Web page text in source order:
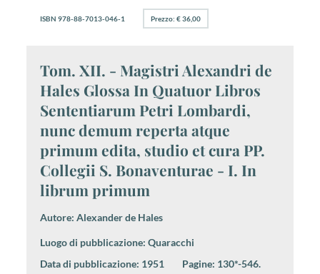
ISBN 978-88-7013-046-1 Prezzo: € 36,00
Tom. XII. - Magistri Alexandri de
Hales Glossa In Quatuor Libros
Sententiarum Petri Lombardi,
nunc demum reperta atque
primum edita, studio et cura PP.
Collegii S. Bonaventurae - I. In
librum primum
Autore: Alexander de Hales
Luogo di pubblicazione: Quaracchi
Data di pubblicazione: 1951 Pagine: 130*-546.